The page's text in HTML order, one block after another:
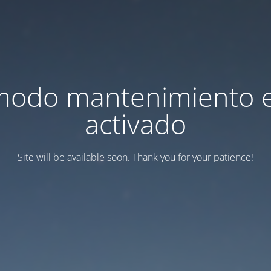
mantenimiento
activado
Site will be available soon. Thank you for your patience!